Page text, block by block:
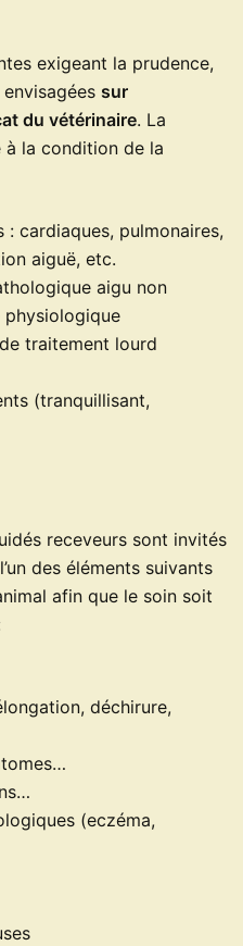
exigeant la prudence,
sur
du vétérinaire. La
à la condition de la
: cardiaques, pulmonaires,
aiguë, etc.
aigu non
traitement lourd
(tranquillisant,
receveurs sont invités
des éléments suivants
afin que le soin soit
déchirure,
(eczéma,